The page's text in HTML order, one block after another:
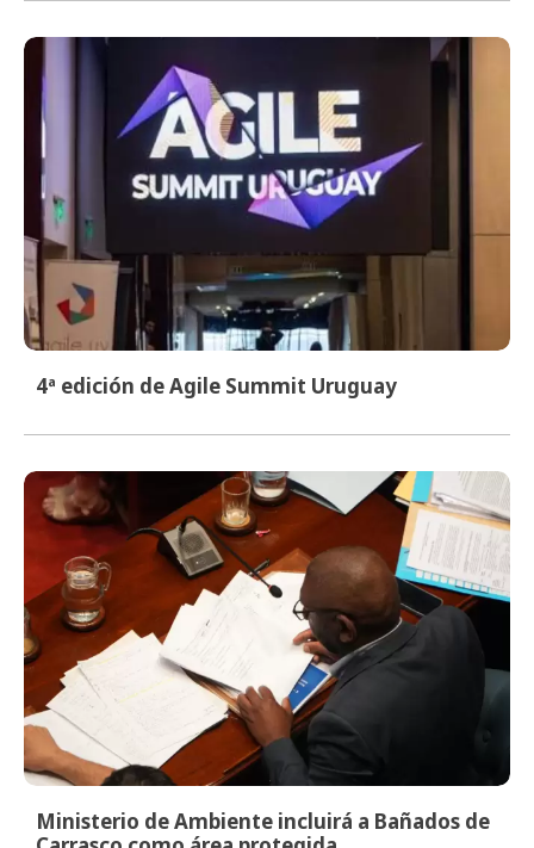
4ª edición de Agile Summit Uruguay
Ministerio de Ambiente incluirá a Bañados de